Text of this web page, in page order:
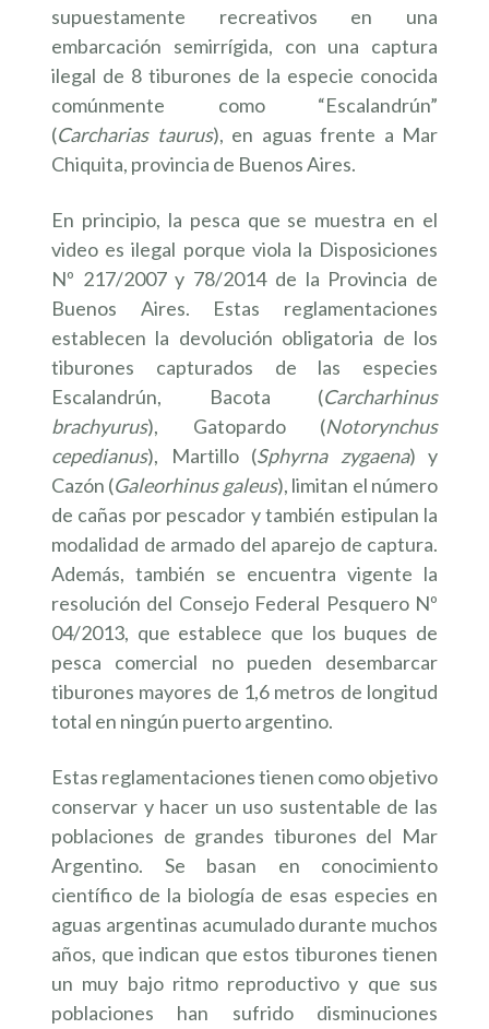
supuestamente recreativos en una
embarcación semirrígida, con una captura
ilegal de 8 tiburones de la especie conocida
comúnmente como “Escalandrún”
(Carcharias taurus), en aguas frente a Mar
Chiquita, provincia de Buenos Aires.
En principio, la pesca que se muestra en el
video es ilegal porque viola la Disposiciones
Nº 217/2007 y 78/2014 de la Provincia de
Buenos Aires. Estas reglamentaciones
establecen la devolución obligatoria de los
tiburones capturados de las especies
Escalandrún, Bacota (Carcharhinus
brachyurus), Gatopardo (Notorynchus
cepedianus), Martillo (Sphyrna zygaena) y
Cazón (Galeorhinus galeus), limitan el número
de cañas por pescador y también estipulan la
modalidad de armado del aparejo de captura.
Además, también se encuentra vigente la
resolución del Consejo Federal Pesquero Nº
04/2013, que establece que los buques de
pesca comercial no pueden desembarcar
tiburones mayores de 1,6 metros de longitud
total en ningún puerto argentino.
Estas reglamentaciones tienen como objetivo
conservar y hacer un uso sustentable de las
poblaciones de grandes tiburones del Mar
Argentino. Se basan en conocimiento
científico de la biología de esas especies en
aguas argentinas acumulado durante muchos
años, que indican que estos tiburones tienen
un muy bajo ritmo reproductivo y que sus
poblaciones han sufrido disminuciones